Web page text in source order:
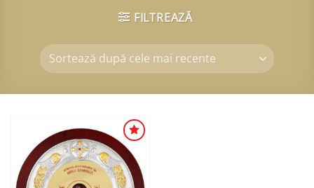
FILTREAZĂ
ADAUGA
ÎN
WISHLIST